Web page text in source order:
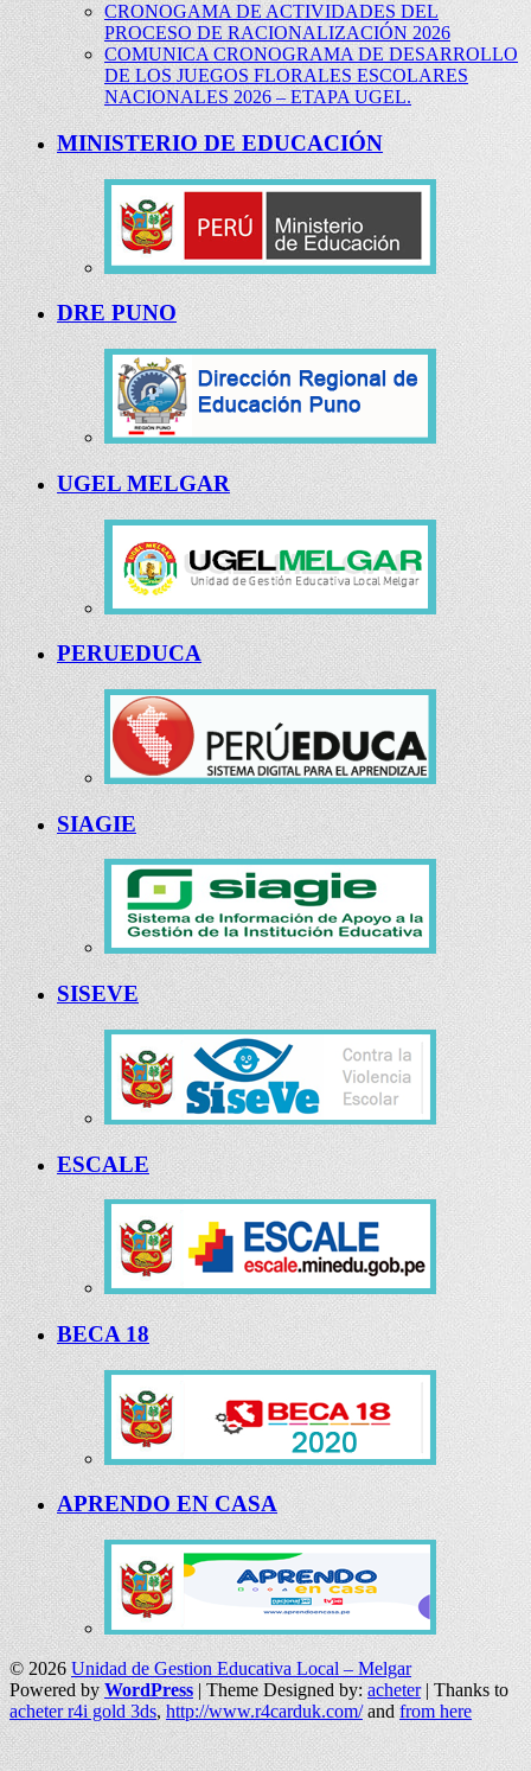
CRONOGAMA DE ACTIVIDADES DEL
PROCESO DE RACIONALIZACIÓN 2026
COMUNICA CRONOGRAMA DE DESARROLLO
DE LOS JUEGOS FLORALES ESCOLARES
NACIONALES 2026 – ETAPA UGEL.
MINISTERIO DE EDUCACIÓN
DRE PUNO
UGEL MELGAR
PERUEDUCA
SIAGIE
SISEVE
ESCALE
BECA 18
APRENDO EN CASA
© 2026Unidad de Gestion Educativa Local – Melgar
Powered byWordPress | Theme Designed by:acheter| Thanks to
acheter r4i gold 3ds, http://www.r4carduk.com/andfrom here